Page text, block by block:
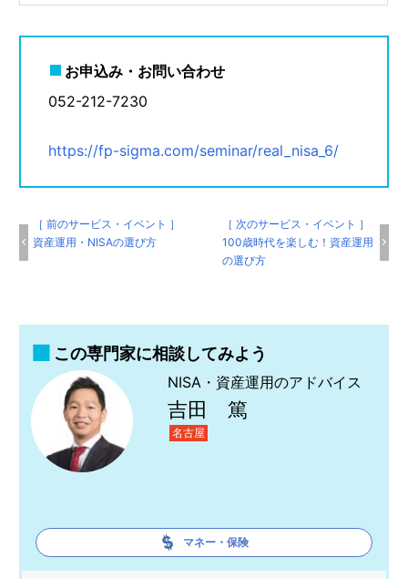
お申込み・お問い合わせ
052-212-7230
https://fp-sigma.com/seminar/real_nisa_6/
［ 前のサービス・イベント ］
資産運用・NISAの選び方
［ 次のサービス・イベント ］
100歳時代を楽しむ！資産運用
の選び方
この専門家に相談してみよう
NISA・資産運用のアドバイス
吉田 篤
名古屋
マネー・保険